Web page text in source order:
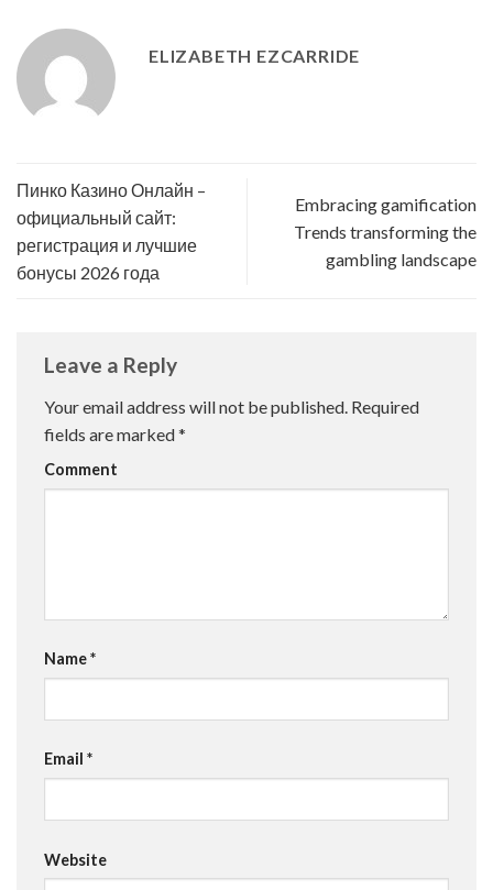
ELIZABETH EZCARRIDE
Пинко Казино Онлайн –
официальный сайт:
регистрация и лучшие
бонусы 2026 года
Embracing gamification
Trends transforming the
gambling landscape
Leave a Reply
Your email address will not be published. Required
fields are marked*
Comment
Name*
Email *
Website